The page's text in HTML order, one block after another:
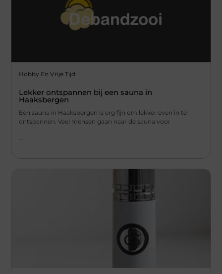
Hobby En Vrije Tijd
Lekker ontspannen bij een sauna in
Haaksbergen
Een sauna in Haaksbergen is erg fijn om lekker even in te
ontspannen. Veel mensen gaan naar de sauna voor